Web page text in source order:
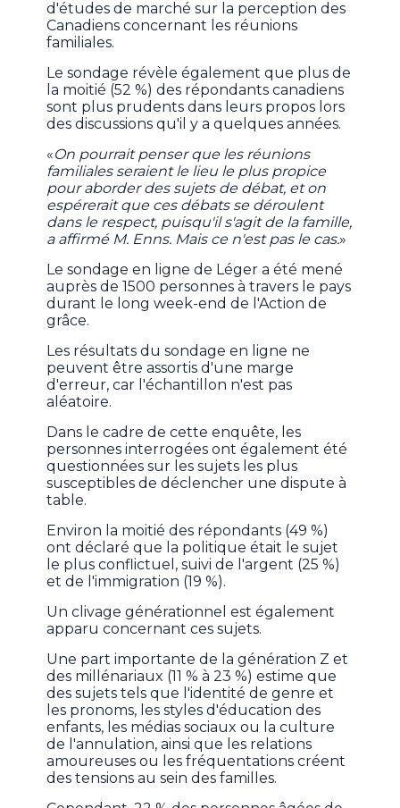
d'études de marché sur la perception des
Canadiens concernant les réunions
familiales.
Le sondage révèle également que plus de
la moitié (52 %) des répondants canadiens
sont plus prudents dans leurs propos lors
des discussions qu'il y a quelques années.
«On pourrait penser que les réunions
familiales seraient le lieu le plus propice
pour aborder des sujets de débat, et on
espérerait que ces débats se déroulent
dans le respect, puisqu'il s'agit de la famille,
a affirmé M. Enns. Mais ce n'est pas le cas.»
Le sondage en ligne de Léger a été mené
auprès de 1500 personnes à travers le pays
durant le long week-end de l'Action de
grâce.
Les résultats du sondage en ligne ne
peuvent être assortis d'une marge
d'erreur, car l'échantillon n'est pas
aléatoire.
Dans le cadre de cette enquête, les
personnes interrogées ont également été
questionnées sur les sujets les plus
susceptibles de déclencher une dispute à
table.
Environ la moitié des répondants (49 %)
ont déclaré que la politique était le sujet
le plus conflictuel, suivi de l'argent (25 %)
et de l'immigration (19 %).
Un clivage générationnel est également
apparu concernant ces sujets.
Une part importante de la génération Z et
des millénariaux (11 % à 23 %) estime que
des sujets tels que l'identité de genre et
les pronoms, les styles d'éducation des
enfants, les médias sociaux ou la culture
de l'annulation, ainsi que les relations
amoureuses ou les fréquentations créent
des tensions au sein des familles.